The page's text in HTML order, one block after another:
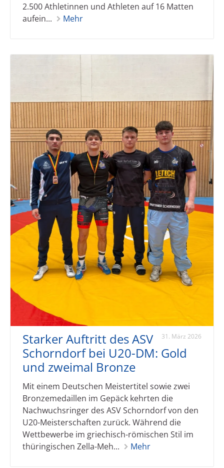
2.500 Athletinnen und Athleten auf 16 Matten
aufein...
Mehr
31. März 2026
Starker Auftritt des ASV
Schorndorf bei U20-DM: Gold
und zweimal Bronze
Mit einem Deutschen Meistertitel sowie zwei
Bronzemedaillen im Gepäck kehrten die
Nachwuchsringer des ASV Schorndorf von den
U20-Meisterschaften zurück. Während die
Wettbewerbe im griechisch-römischen Stil im
thüringischen Zella-Meh...
Mehr